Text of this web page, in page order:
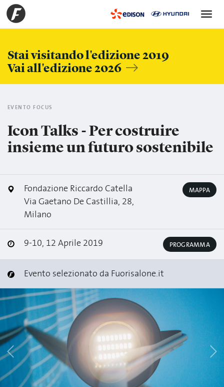
Stai visitando l'edizione 2019
Vai all'edizione 2026
Toggle
EVENTO FOCUS
Icon Talks - Per costruire
insieme un futuro sostenibile
Fondazione Riccardo Catella
Via Gaetano De Castillia, 28,
Milano
MAPPA
9-10, 12 Aprile 2019 PROGRAMMA
Evento selezionato da Fuorisalone.it